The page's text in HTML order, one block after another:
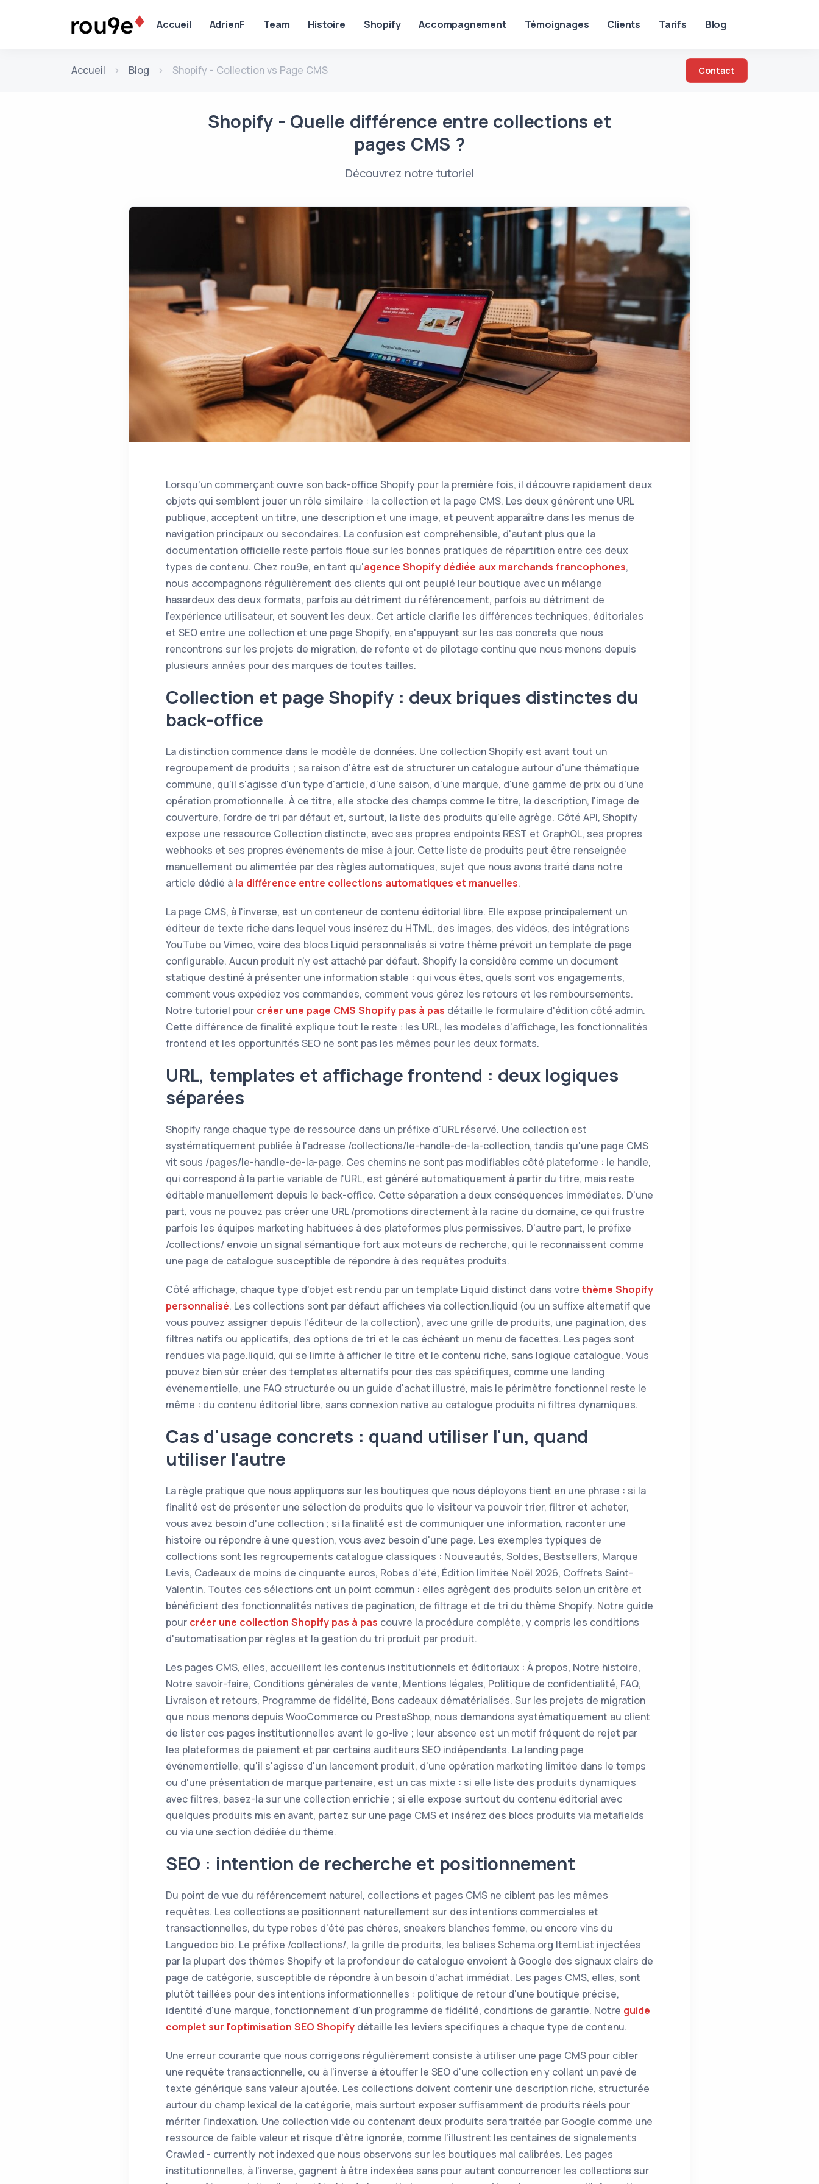
Accueil
AdrienF Team Histoire Shopify Accompagnement Témoignages Clients Tarifs Blog
Accueil Blog Shopify - Collection vs Page CMS Contact
Shopify - Quelle différence entre collections et
pages CMS ?
Découvrez notre tutoriel
Lorsqu'un commerçant ouvre son back-office Shopify pour la première fois, il découvre rapidement deux
objets qui semblent jouer un rôle similaire : la collection et la page CMS. Les deux génèrent une URL
publique, acceptent un titre, une description et une image, et peuvent apparaître dans les menus de
navigation principaux ou secondaires. La confusion est compréhensible, d'autant plus que la
documentation officielle reste parfois floue sur les bonnes pratiques de répartition entre ces deux
types de contenu. Chez rou9e, en tant qu'agence Shopify dédiée aux marchands francophones,
nous accompagnons régulièrement des clients qui ont peuplé leur boutique avec un mélange
hasardeux des deux formats, parfois au détriment du référencement, parfois au détriment de
l'expérience utilisateur, et souvent les deux. Cet article clarifie les différences techniques, éditoriales
et SEO entre une collection et une page Shopify, en s'appuyant sur les cas concrets que nous
rencontrons sur les projets de migration, de refonte et de pilotage continu que nous menons depuis
plusieurs années pour des marques de toutes tailles.
Collection et page Shopify : deux briques distinctes du
back-office
La distinction commence dans le modèle de données. Une collection Shopify est avant tout un
regroupement de produits ; sa raison d'être est de structurer un catalogue autour d'une thématique
commune, qu'il s'agisse d'un type d'article, d'une saison, d'une marque, d'une gamme de prix ou d'une
opération promotionnelle. À ce titre, elle stocke des champs comme le titre, la description, l'image de
couverture, l'ordre de tri par défaut et, surtout, la liste des produits qu'elle agrège. Côté API, Shopify
expose une ressource Collection distincte, avec ses propres endpoints REST et GraphQL, ses propres
webhooks et ses propres événements de mise à jour. Cette liste de produits peut être renseignée
manuellement ou alimentée par des règles automatiques, sujet que nous avons traité dans notre
article dédié à la différence entre collections automatiques et manuelles.
La page CMS, à l'inverse, est un conteneur de contenu éditorial libre. Elle expose principalement un
éditeur de texte riche dans lequel vous insérez du HTML, des images, des vidéos, des intégrations
YouTube ou Vimeo, voire des blocs Liquid personnalisés si votre thème prévoit un template de page
configurable. Aucun produit n'y est attaché par défaut. Shopify la considère comme un document
statique destiné à présenter une information stable : qui vous êtes, quels sont vos engagements,
comment vous expédiez vos commandes, comment vous gérez les retours et les remboursements.
Notre tutoriel pour créer une page CMS Shopify pas à pas détaille le formulaire d'édition côté admin.
Cette différence de finalité explique tout le reste : les URL, les modèles d'affichage, les fonctionnalités
frontend et les opportunités SEO ne sont pas les mêmes pour les deux formats.
URL, templates et affichage frontend : deux logiques
séparées
Shopify range chaque type de ressource dans un préfixe d'URL réservé. Une collection est
systématiquement publiée à l'adresse /collections/le-handle-de-la-collection, tandis qu'une page CMS
vit sous /pages/le-handle-de-la-page. Ces chemins ne sont pas modifiables côté plateforme : le handle,
qui correspond à la partie variable de l'URL, est généré automatiquement à partir du titre, mais reste
éditable manuellement depuis le back-office. Cette séparation a deux conséquences immédiates. D'une
part, vous ne pouvez pas créer une URL /promotions directement à la racine du domaine, ce qui frustre
parfois les équipes marketing habituées à des plateformes plus permissives. D'autre part, le préfixe
/collections/ envoie un signal sémantique fort aux moteurs de recherche, qui le reconnaissent comme
une page de catalogue susceptible de répondre à des requêtes produits.
Côté affichage, chaque type d'objet est rendu par un template Liquid distinct dans votre thème Shopify
personnalisé. Les collections sont par défaut affichées via collection.liquid (ou un suffixe alternatif que
vous pouvez assigner depuis l'éditeur de la collection), avec une grille de produits, une pagination, des
filtres natifs ou applicatifs, des options de tri et le cas échéant un menu de facettes. Les pages sont
rendues via page.liquid, qui se limite à afficher le titre et le contenu riche, sans logique catalogue. Vous
pouvez bien sûr créer des templates alternatifs pour des cas spécifiques, comme une landing
événementielle, une FAQ structurée ou un guide d'achat illustré, mais le périmètre fonctionnel reste le
même : du contenu éditorial libre, sans connexion native au catalogue produits ni filtres dynamiques.
Cas d'usage concrets : quand utiliser l'un, quand
utiliser l'autre
La règle pratique que nous appliquons sur les boutiques que nous déployons tient en une phrase : si la
finalité est de présenter une sélection de produits que le visiteur va pouvoir trier, filtrer et acheter,
vous avez besoin d'une collection ; si la finalité est de communiquer une information, raconter une
histoire ou répondre à une question, vous avez besoin d'une page. Les exemples typiques de
collections sont les regroupements catalogue classiques : Nouveautés, Soldes, Bestsellers, Marque
Levis, Cadeaux de moins de cinquante euros, Robes d'été, Édition limitée Noël 2026, Coffrets Saint-
Valentin. Toutes ces sélections ont un point commun : elles agrègent des produits selon un critère et
bénéficient des fonctionnalités natives de pagination, de filtrage et de tri du thème Shopify. Notre guide
pour créer une collection Shopify pas à pas couvre la procédure complète, y compris les conditions
d'automatisation par règles et la gestion du tri produit par produit.
Les pages CMS, elles, accueillent les contenus institutionnels et éditoriaux : À propos, Notre histoire,
Notre savoir-faire, Conditions générales de vente, Mentions légales, Politique de confidentialité, FAQ,
Livraison et retours, Programme de fidélité, Bons cadeaux dématérialisés. Sur les projets de migration
que nous menons depuis WooCommerce ou PrestaShop, nous demandons systématiquement au client
de lister ces pages institutionnelles avant le go-live ; leur absence est un motif fréquent de rejet par
les plateformes de paiement et par certains auditeurs SEO indépendants. La landing page
événementielle, qu'il s'agisse d'un lancement produit, d'une opération marketing limitée dans le temps
ou d'une présentation de marque partenaire, est un cas mixte : si elle liste des produits dynamiques
avec filtres, basez-la sur une collection enrichie ; si elle expose surtout du contenu éditorial avec
quelques produits mis en avant, partez sur une page CMS et insérez des blocs produits via metafields
ou via une section dédiée du thème.
SEO : intention de recherche et positionnement
Du point de vue du référencement naturel, collections et pages CMS ne ciblent pas les mêmes
requêtes. Les collections se positionnent naturellement sur des intentions commerciales et
transactionnelles, du type robes d'été pas chères, sneakers blanches femme, ou encore vins du
Languedoc bio. Le préfixe /collections/, la grille de produits, les balises Schema.org ItemList injectées
par la plupart des thèmes Shopify et la profondeur de catalogue envoient à Google des signaux clairs de
page de catégorie, susceptible de répondre à un besoin d'achat immédiat. Les pages CMS, elles, sont
plutôt taillées pour des intentions informationnelles : politique de retour d'une boutique précise,
identité d'une marque, fonctionnement d'un programme de fidélité, conditions de garantie. Notre guide
complet sur l'optimisation SEO Shopify détaille les leviers spécifiques à chaque type de contenu.
Une erreur courante que nous corrigeons régulièrement consiste à utiliser une page CMS pour cibler
une requête transactionnelle, ou à l'inverse à étouffer le SEO d'une collection en y collant un pavé de
texte générique sans valeur ajoutée. Les collections doivent contenir une description riche, structurée
autour du champ lexical de la catégorie, mais surtout exposer suffisamment de produits réels pour
mériter l'indexation. Une collection vide ou contenant deux produits sera traitée par Google comme une
ressource de faible valeur et risque d'être ignorée, comme l'illustrent les centaines de signalements
Crawled - currently not indexed que nous observons sur les boutiques mal calibrées. Les pages
institutionnelles, à l'inverse, gagnent à être indexées sans pour autant concurrencer les collections sur